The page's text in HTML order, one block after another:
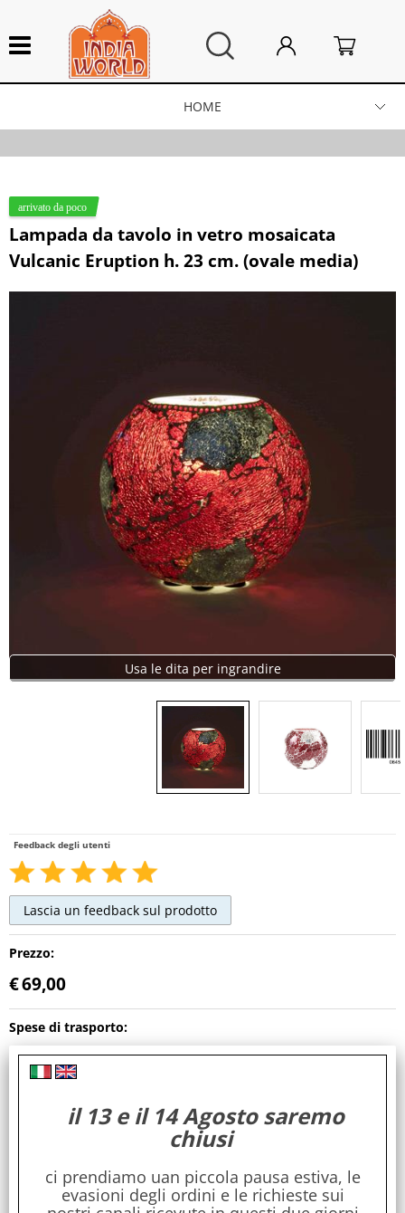
Categoria: HOME
HOME
Arredo Casa
Campane tibetane
Lampada da tavolo in vetro mosaicata
Vulcanic Eruption h. 23 cm. (ovale media)
Usa le dita per ingrandire
Feedback degli utenti
Prezzo:
€69,00
Spese di trasporto:
Gratuite
Maggiori dettagli
Dimensioni:
27 x 12 x 25
il 13 e il 14 Agosto saremo
chiusi
ci prendiamo uan piccola pausa estiva, le
evasioni degli ordini e le richieste sui